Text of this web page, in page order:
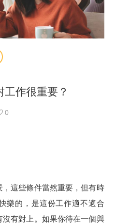
作很重要？
0
這些條件當然重要，但有時
樂的，是這份工作適不適合
有對上。如果你待在一個與